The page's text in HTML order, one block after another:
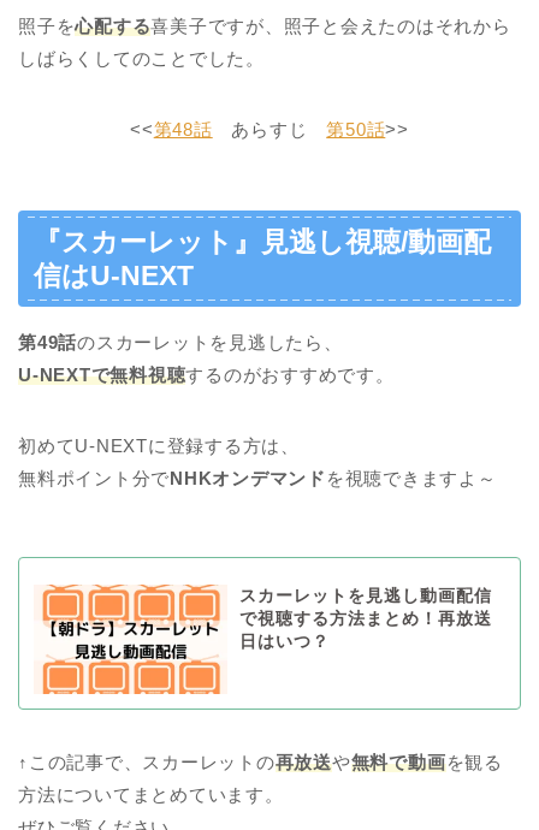
照子を心配する喜美子ですが、照子と会えたのはそれから
しばらくしてのことでした。
<<第48話 あらすじ第50話>>
『スカーレット』見逃し視聴/動画配
信はU-NEXT
第49話のスカーレットを見逃したら、
U-NEXTで無料視聴するのがおすすめです。
初めてU-NEXTに登録する方は、
無料ポイント分でNHKオンデマンド を視聴できますよ～
スカーレットを見逃し動画配信
で視聴する方法まとめ！再放送
日はいつ？
↑この記事で、スカーレットの再放送や無料で動画を観る
方法についてまとめています。